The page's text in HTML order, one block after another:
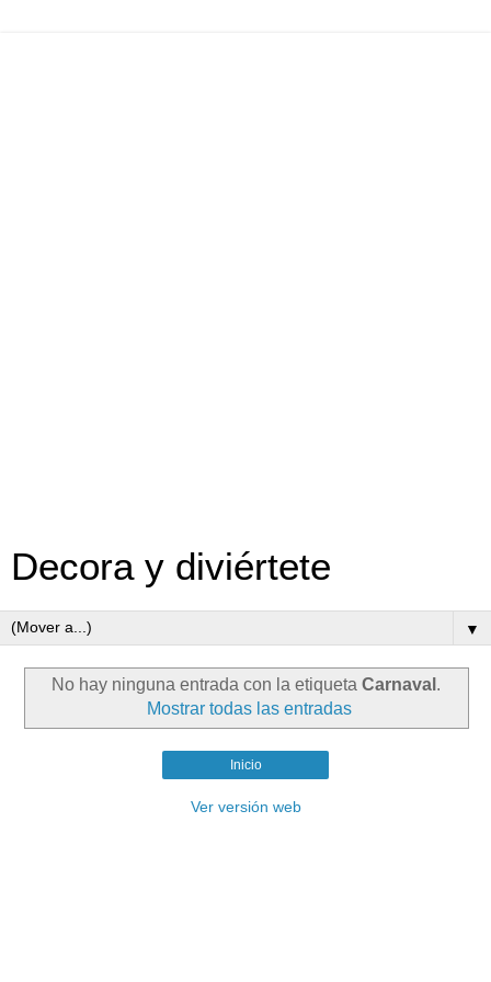
Decora y diviértete
▼
No hay ninguna entrada con la etiqueta Carnaval .
Mostrar todas las entradas
Inicio
Ver versión web